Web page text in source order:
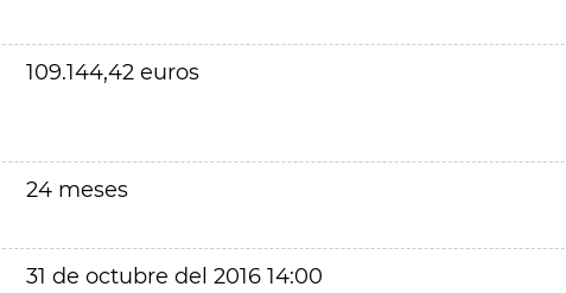
109.144,42 euros
24 meses
31 de octubre del 2016 14:00